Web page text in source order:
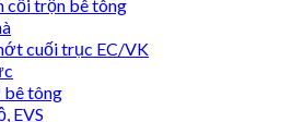
cối trộn bê tông
cuối trục EC/VK
bê tông
EVS